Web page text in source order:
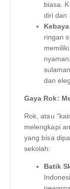
biasa.
diri dan
ringan
dan
Gaya Rok:
Rok, atau
melengkapi
yang bisa
sekolah:
Batik